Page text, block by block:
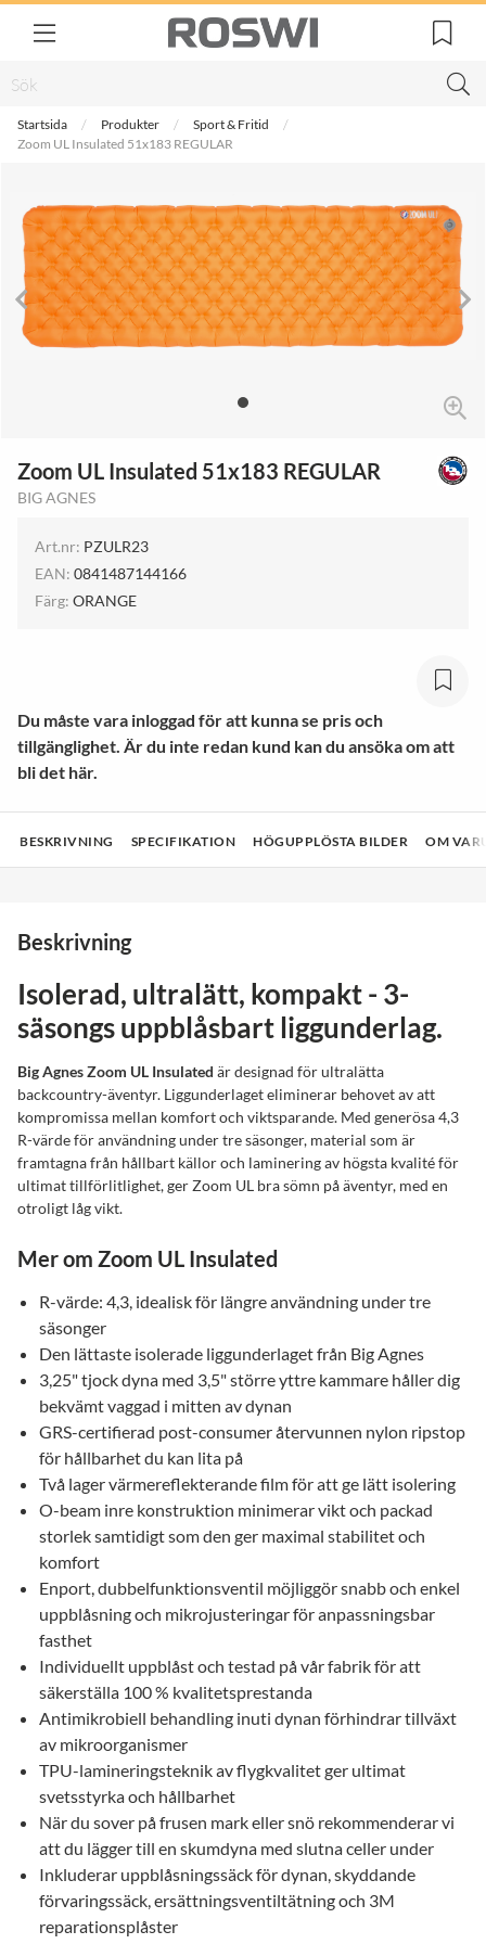
Startsida Produkter
Sport & Fritid
Zoom UL Insulated 51x183 REGULAR
Zoom UL Insulated 51x183 REGULAR
BIG AGNES
Art.nr: PZULR23
EAN: 0841487144166
Färg: ORANGE
Du måste vara inloggad för att kunna se pris och
tillgänglighet. Är du inte redan kund kan du ansöka om att
bli det här.
BESKRIVNING SPECIFIKATION HÖGUPPLÖSTA BILDER OM
Beskrivning
Isolerad, ultralätt, kompakt - 3-
säsongs uppblåsbart liggunderlag.
Big Agnes Zoom UL Insulated är designad för ultralätta
backcountry-äventyr. Liggunderlaget eliminerar behovet av att
kompromissa mellan komfort och viktsparande. Med generösa 4,3
R-värde för användning under tre säsonger, material som är
framtagna från hållbart källor och laminering av högsta kvalité för
ultimat tillförlitlighet, ger Zoom UL bra sömn på äventyr, med en
otroligt låg vikt.
Mer om Zoom UL Insulated
R-värde: 4,3, idealisk för längre användning under tre
säsonger
Den lättaste isolerade liggunderlaget från Big Agnes
3,25" tjock dyna med 3,5" större yttre kammare håller dig
bekvämt vaggad i mitten av dynan
GRS-certifierad post-consumer återvunnen nylon ripstop
för hållbarhet du kan lita på
Två lager värmereflekterande film för att ge lätt isolering
O-beam inre konstruktion minimerar vikt och packad
storlek samtidigt som den ger maximal stabilitet och
komfort
Enport, dubbelfunktionsventil möjliggör snabb och enkel
uppblåsning och mikrojusteringar för anpassningsbar
fasthet
Individuellt uppblåst och testad på vår fabrik för att
säkerställa 100 % kvalitetsprestanda
Antimikrobiell behandling inuti dynan förhindrar tillväxt
av mikroorganismer
TPU-lamineringsteknik av flygkvalitet ger ultimat
svetsstyrka och hållbarhet
När du sover på frusen mark eller snö rekommenderar vi
att du lägger till en skumdyna med slutna celler under
Inkluderar uppblåsningssäck för dynan, skyddande
förvaringssäck, ersättningsventiltätning och 3M
reparationsplåster